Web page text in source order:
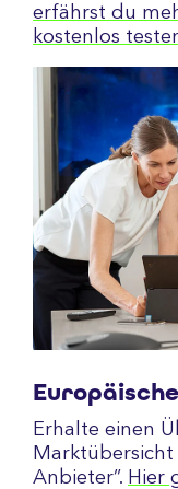
erfährst du
kostenlos
Erhalte einen
Marktübersicht
Anbieter”. Hier